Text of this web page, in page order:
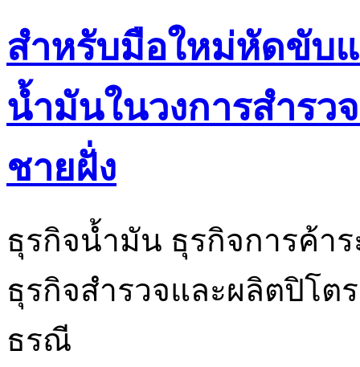
สำหรับมือใหม่หัดขับ
น้ำมันในวงการสำรว
ชายฝั่ง
ธุรกิจน้ำมัน ธุรกิจการค้า
ธุรกิจสำรวจและผลิตปิโต
ธรณี